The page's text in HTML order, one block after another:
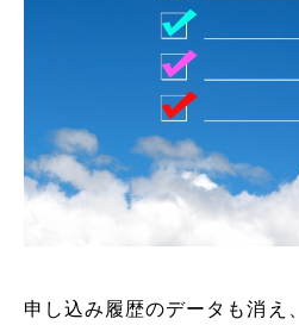
申し込み履歴のデータも消え